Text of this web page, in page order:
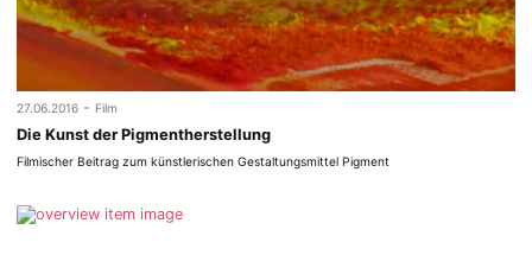
27.06.2016 - Film
Die Kunst der Pigmentherstellung
Filmischer Beitrag zum künstlerischen Gestaltungsmittel Pigment